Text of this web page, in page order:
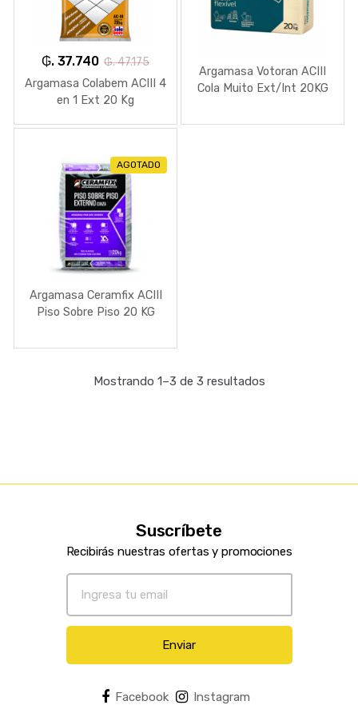
₲. 37.740 ₲. 47.175
Argamasa Colabem ACIII 4
en 1 Ext 20 Kg
Argamasa Votoran ACIII
Cola Muito Ext/Int 20KG
AGOTADO
Argamasa Ceramfix ACIII
Piso Sobre Piso 20 KG
Mostrando 1–3 de 3 resultados
Suscríbete
Recibirás nuestras ofertas y promociones
Enviar
Facebook Instagram